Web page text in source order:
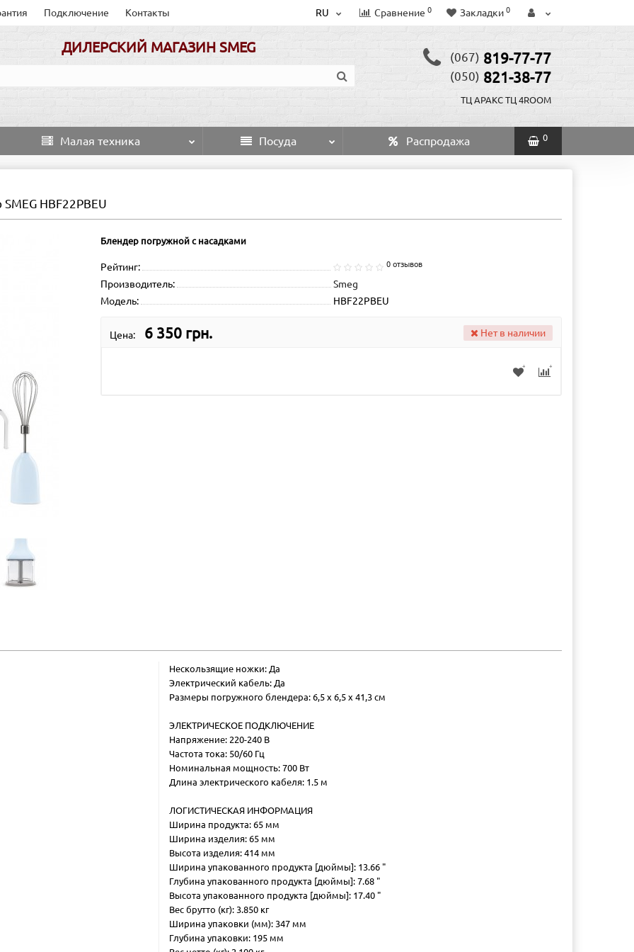
Подключение Контакты RU Сравнение 0 Закладки 0
ДИЛЕРСКИЙ МАГАЗИН SMEG
(067) 819-77-77
(050) 821-38-77
ТЦ АРАКС ТЦ 4ROOM
Малая техника Посуда Распродажа 0
HBF22PBEU
Блендер погружной с насадками
Рейтинг: 0 отзывов
Производитель:
Smeg
Модель:
HBF22PBEU
Цена: 6 350 грн. Нет в наличии
Нескользящие ножки: Да
Электрический кабель: Да
Размеры погружного блендера: 6,5 x 6,5 x 41,3 см
ЭЛЕКТРИЧЕСКОЕ ПОДКЛЮЧЕНИЕ
Напряжение: 220-240 В
Частота тока: 50/60 Гц
Номинальная мощность: 700 Вт
Длина электрического кабеля: 1.5 м
ЛОГИСТИЧЕСКАЯ ИНФОРМАЦИЯ
Ширина продукта: 65 мм
Ширина изделия: 65 мм
Высота изделия: 414 мм
Ширина упакованного продукта [дюймы]: 13.66 "
Глубина упакованного продукта [дюймы]: 7.68 "
Высота упакованного продукта [дюймы]: 17.40 "
Вес брутто (кг): 3.850 кг
Ширина упаковки (мм): 347 мм
Глубина упаковки: 195 мм